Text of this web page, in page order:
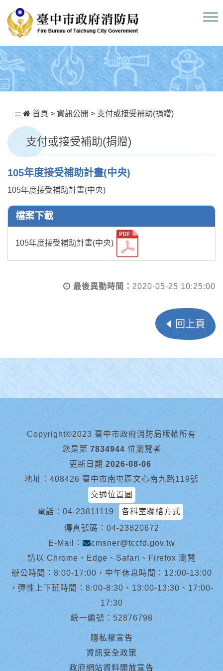
::: 首頁 > 資訊公開 > 支付或接受補助(捐贈)
支付或接受補助(捐贈)
105年度接受補助計畫(中央)
105年度接受補助計畫(中央)
檔案下載
105年度接受補助計畫(中央)
最後異動時間： 2020-05-25 10:25:00
回上頁
Copyright©2023 臺中市政府消防局版權所有
您是第 7834944 位瀏覽者
更新日期 2026-08-06
地址︰408426 臺中市南屯區文心南九路119號
交通位置圖
電話︰ 04-23811119
各科室聯絡方式
傳真號碼：04-23820672
E-Mail︰
cmsner@tccfd.gov.tw
請以 Chrome、Edge、Safari、Firefox 瀏覽
辦公時間：8:00-17:00，中午休息時間：12:00-13:00
，彈性上下班時間：8:00-8:30、13:00-13:30、17:00-
17:30
統一編號：52876798
隱私權宣告
資訊安全政策
政府網站資料開放宣告